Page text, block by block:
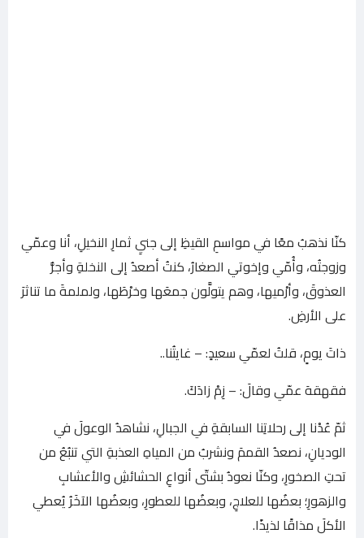
كنّا نذهبُ معًا في مواسمِ القيظِ إلى جنيِ ثمارِ النخيلِ، أنا وعمّي
وزوجتُه، وأُمّي وإخوتي الصغارُ، كنتُ أصعدُ إلى النخلةِ وأجزُّ
العذوقَ، وأرْميها، وهم يتولَّون جمعَها وخرْطَها، ولملمةَ ما تناثرَ
على الأرضِ.
ذاتَ يومٍ، قلتُ لعمّي سعيدٍ: – غايتُنا..
فقهقهَ عمّي وقالَ: – زِمْ زادَكَ.
ثمّ عُدْنا إلى رحلاتِنا السابقةِ في الجبالِ، نشاهدُ الوعولَ في
الوديانِ، نصعدُ القممَ ونشربُ من المياهِ العذبةِ التي تنبُعُ من
تحتِ الصخورِ، وكنّا نعودُ بشتّى أنواعِ الحشائشِ والأعشابِ
والزهورِ؛ بعضُها للعلاجِ، وبعضُها للعطورِ، وبعضُها الآخَرُ يُعطي
الأكلَ مذاقًا لذيذًا.